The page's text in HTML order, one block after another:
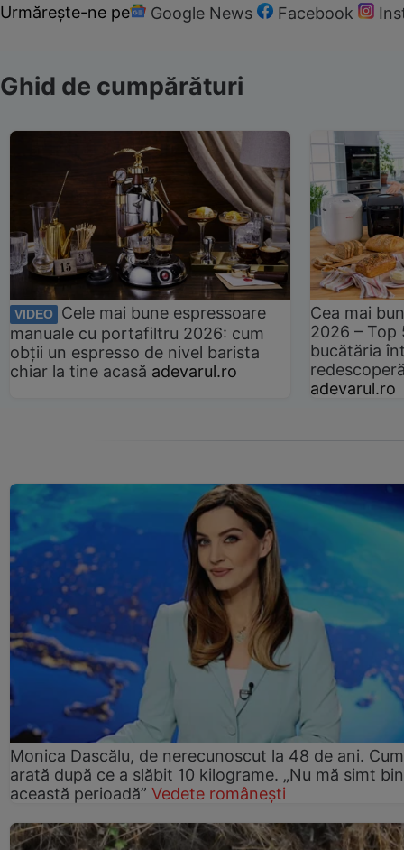
Urmărește-ne pe Google News Facebook
Ghid de cumpărături
VIDEO
Cele mai bune espressoare
manuale cu portafiltru 2026: cum
obții un espresso de nivel barista
chiar la tine acasă adevarul.ro
Cea mai
2026 –
bucătăria
adevarul.ro
Monica Dascălu, de nerecunoscut la 48 de ani. Cum
arată după ce a slăbit 10 kilograme. „Nu mă simt
această perioadă” Vedete românești